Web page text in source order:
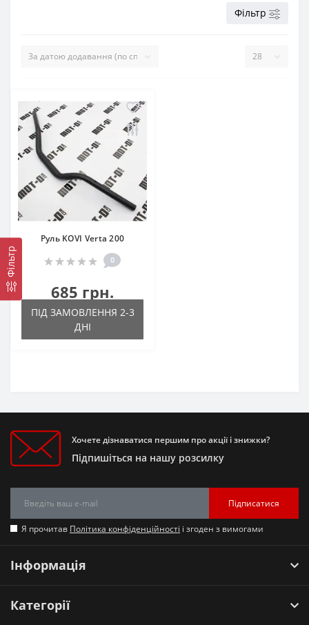
Фільтр
Фільтр
Руль KOVI Verta 200
0
685 грн.
ПІД ЗАМОВЛЕННЯ 2-3
ДНІ
Хочете дізнаватися першим про акції і знижки?
Підпишіться на нашу розсилку
Підписатися
Я прочитав Політика конфіденційності і згоден з вимогами
Інформація
Категорії